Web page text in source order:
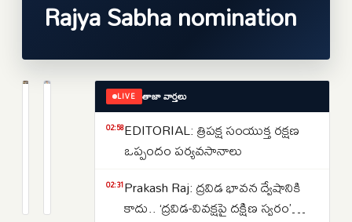
Rajya Sabha nomination
తిరస్కరణ
నామినేషన్
LIVE తాజా వార్తలు
02:58EDITORIAL: త్రిపక్ష సంయుక్త రక్షణ
ఒప్పందం పర్యవసానాలు
02:31Prakash Raj: ద్రవిడ భావన ద్వేషానికి
కాదు.. ‘ద్రవిడ-వివక్షపై దక్షిణ స్వరం’